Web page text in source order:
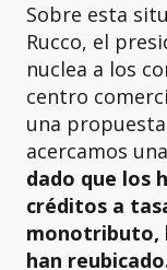
Sobre esta
Rucco, el
nuclea a los
centro
una
acercamos
dado que los
créditos a
monotributo,
han